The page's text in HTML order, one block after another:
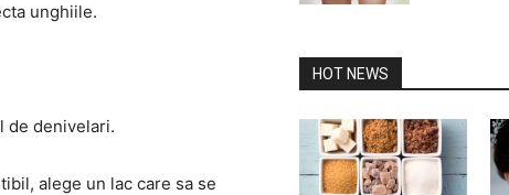
unghiile.
de denivelari.
alege un lac care sa se
HOT NEWS